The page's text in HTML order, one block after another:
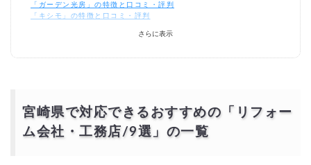
「ガーデン光房」の特徴と口コミ・評判
「キシモ」の特徴と口コミ・評判
宮崎県で『屋根・外壁塗装』をするならおすすめの業
宮崎県のリフォーム会社で口コミや評判が良いとは？
宮崎県の口コミ以外でリフォーム業者を選ぶポイント
さらに表示
宮崎県で対応できるおすすめの「リフォー
ム会社・工務店 /9選 」の一覧